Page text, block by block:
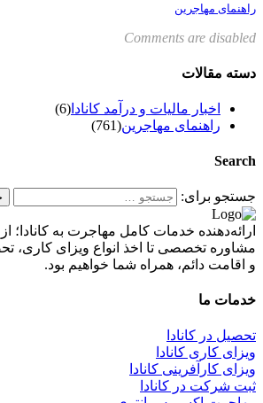
راهنمای مهاجرین
Comments are disabled
دسته مقالات
اخبار مالیات و درآمد کانادا (6)
راهنمای مهاجرین(761)
Search
جستجو برای:
ارائه‌دهنده خدمات کامل مهاجرت به کانادا؛
مشاوره تخصصی تا اخذ انواع ویزای کاری،
و اقامت دائم، همراه شما خواهیم بود.
خدمات ما
تحصیل در کانادا
ویزای کاری کانادا
ویزای کارآفرینی کانادا
ثبت شرکت در کانادا